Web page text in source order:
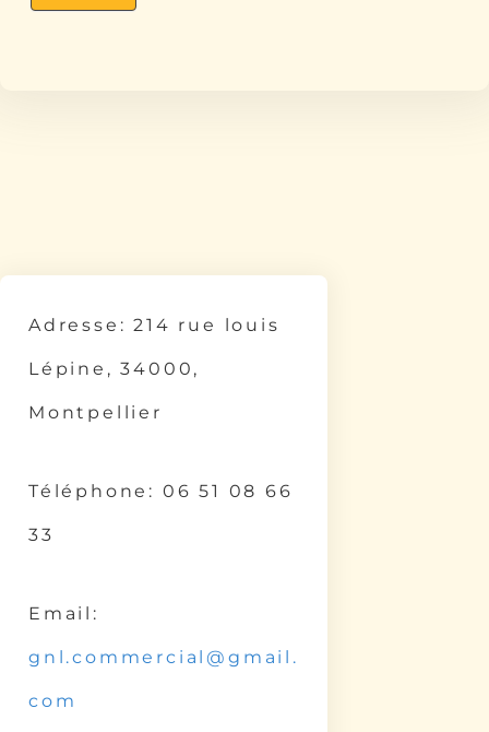
Adresse: 214 rue louis
Lépine, 34000,
Montpellier
Téléphone: 06 51 08 66
33
Email:
gnl.commercial@gmail.
com